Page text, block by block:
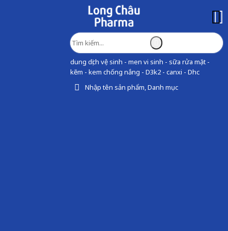
dung dịch vệ sinh - men vi sinh - sữa rửa mặt -
kẽm - kem chống nắng - D3k2 - canxi - Dhc
Nhập tên sản phẩm, Danh mục